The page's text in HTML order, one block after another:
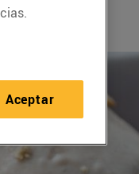
Aceptar